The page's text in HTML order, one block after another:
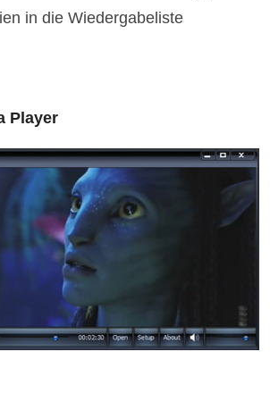
in die Wiedergabeliste
Player